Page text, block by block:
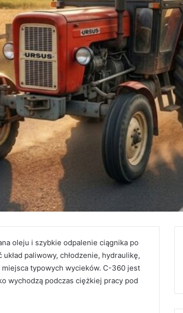
oleju i szybkie odpalenie ciągnika po
paliwowy, chłodzenie, hydraulikę,
typowych wycieków. C-360 jest
wychodzą podczas ciężkiej pracy pod